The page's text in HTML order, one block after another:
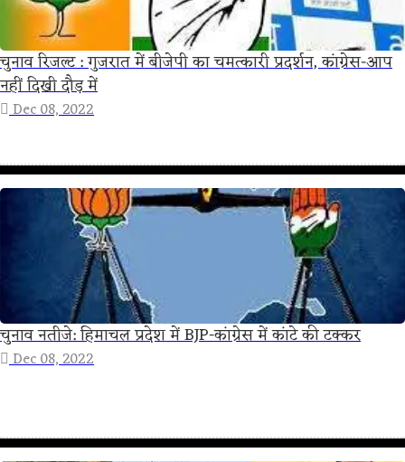
चुनाव रिजल्ट : गुजरात में बीजेपी का चमत्कारी प्रदर्शन, कांग्रेस-आप
नहीं दिखी दौड़ में
Dec 08, 2022
चुनाव नतीजे: हिमाचल प्रदेश में BJP-कांग्रेस में कांटे की टक्कर
Dec 08, 2022